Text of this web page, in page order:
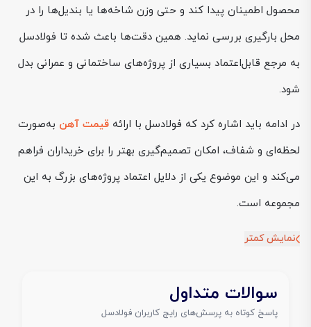
محصول اطمینان پیدا کند و حتی وزن شاخه‌ها یا بندیل‌ها را در
محل بارگیری بررسی نماید. همین دقت‌ها باعث شده تا فولادسل
به مرجع قابل‌اعتماد بسیاری از پروژه‌های ساختمانی و عمرانی بدل
شود.
در ادامه باید اشاره کرد که فولادسل با ارائه قیمت آهن به‌صورت
لحظه‌ای و شفاف، امکان تصمیم‌گیری بهتر را برای خریداران فراهم
می‌کند و این موضوع یکی از دلایل اعتماد پروژه‌های بزرگ به این
مجموعه است.
نمایش کمتر
سوالات متداول
پاسخ کوتاه به پرسش‌های رایج کاربران فولادسل